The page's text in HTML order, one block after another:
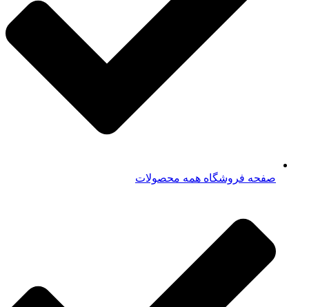
صفحه فروشگاه همه محصولات​